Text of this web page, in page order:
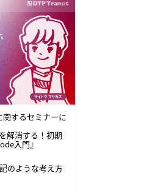
するセミナーに
解消する！初期
入門』
のような考え方